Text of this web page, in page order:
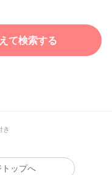
て検索する
き
ップへ